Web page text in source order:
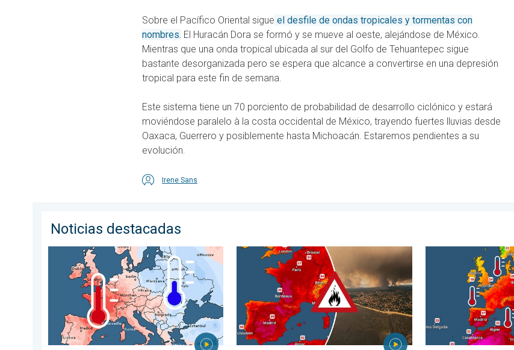
Sobre el Pacífico Oriental sigue el desfile de ondas tropicales y tormentas con
nombres. El Huracán Dora se formó y se mueve al oeste, alejándose de México.
Mientras que una onda tropical ubicada al sur del Golfo de Tehuantepec sigue
bastante desorganizada pero se espera que alcance a convertirse en una depresión
tropical para este fin de semana.
Este sistema tiene un 70 porciento de probabilidad de desarrollo ciclónico y estará
moviéndose paralelo à la costa occidental de México, trayendo fuertes lluvias desde
Oaxaca, Guerrero y posiblemente hasta Michoacán. Estaremos pendientes a su
evolución.
Irene Sans
Noticias destacadas
Las dos caras de Europa. Contrastes meteorológicos. . . miércoles, 5 de agosto de 2026
Incendios forestales en España y Francia. Catástrofe en Europa. .
Mares europeos